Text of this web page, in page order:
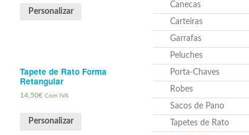
Personalizar
Tapete de Rato Forma
Retangular
14,50€ Com IVA
Personalizar
Canecas
Carteiras
Garrafas
Peluches
Porta-Chaves
Robes
Sacos de Pano
Tapetes de Rato